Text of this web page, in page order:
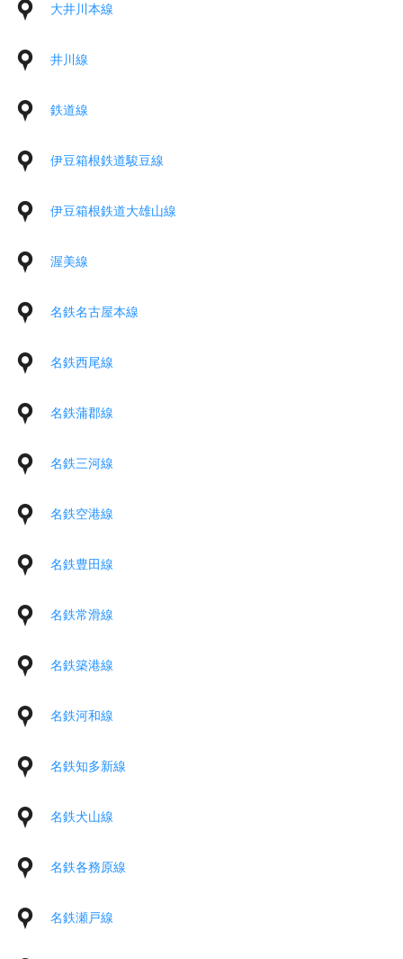
大井川本線
井川線
鉄道線
伊豆箱根鉄道駿豆線
伊豆箱根鉄道大雄山線
渥美線
名鉄名古屋本線
名鉄西尾線
名鉄蒲郡線
名鉄三河線
名鉄空港線
名鉄豊田線
名鉄常滑線
名鉄築港線
名鉄河和線
名鉄知多新線
名鉄犬山線
名鉄各務原線
名鉄瀬戸線